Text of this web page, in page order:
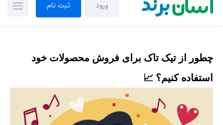
ورود ثبت نام
چطور از تیک تاک برای فروش محصولات خود
استفاده کنیم؟ 📈